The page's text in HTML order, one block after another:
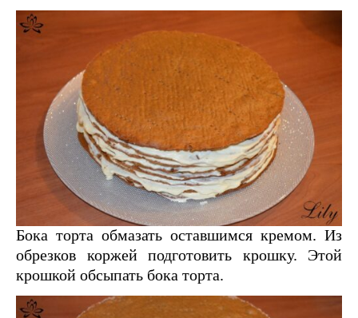
Бока торта обмазать оставшимся кремом. Из
обрезков коржей подготовить крошку. Этой
крошкой обсыпать бока торта.